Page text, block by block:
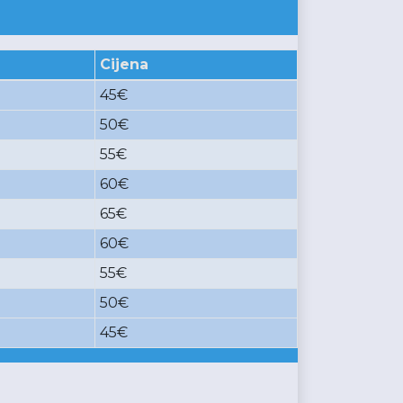
Cijena
45€
50€
55€
60€
65€
60€
55€
50€
45€